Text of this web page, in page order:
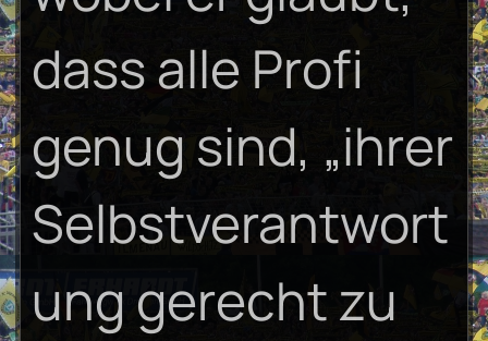
dass alle Profi
genug sind, „ihrer
Selbstverantwort
ung gerecht zu